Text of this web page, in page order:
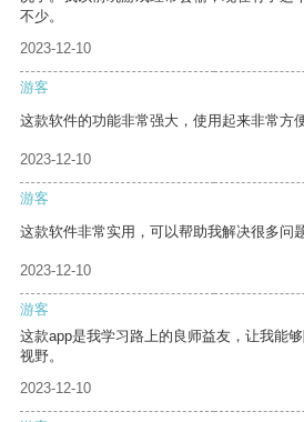
不少。
2023-12-10
游客
这款软件的功能非常强大，使用起来非常方便
2023-12-10
游客
这款软件非常实用，可以帮助我解决很多问题
2023-12-10
游客
这款app是我学习路上的良师益友，让我能
视野。
2023-12-10